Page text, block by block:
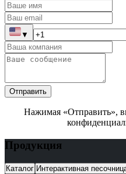
▼
Отправить
Нажимая «Отправить»,
Продукция
Каталог Интерактивная